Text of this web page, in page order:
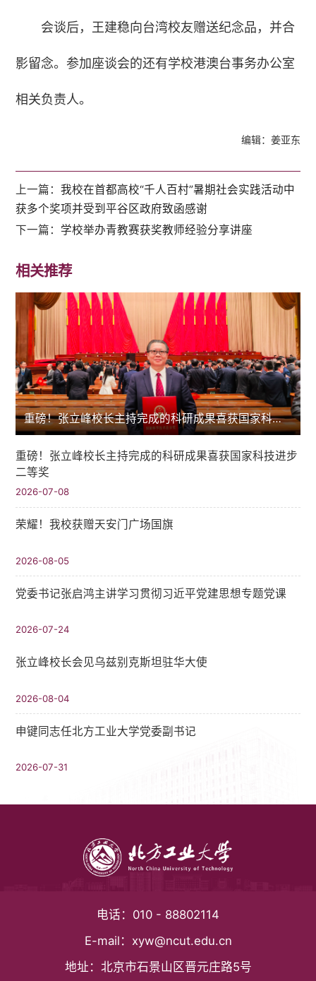
会谈后，王建稳向台湾校友赠送纪念品，并合
影留念。参加座谈会的还有学校港澳台事务办公室
相关负责人。
编辑：姜亚东
上一篇：我校在首都高校“千人百村”暑期社会实践活动中
获多个奖项并受到平谷区政府致函感谢
下一篇： 学校举办青教赛获奖教师经验分享讲座
相关推荐
重磅！张立峰校长主持完成的科研成果喜获国家科技进步二等奖
重磅！张立峰校长主持完成的科研成果喜获国家科技进步
二等奖
2026-07-08
荣耀！我校获赠天安门广场国旗
2026-08-05
党委书记张启鸿主讲学习贯彻习近平党建思想专题党课
2026-07-24
张立峰校长会见乌兹别克斯坦驻华大使
2026-08-04
申键同志任北方工业大学党委副书记
2026-07-31
电话： 010 - 88802114
E-mail： xyw@ncut.edu.cn
地址： 北京市石景山区晋元庄路5号